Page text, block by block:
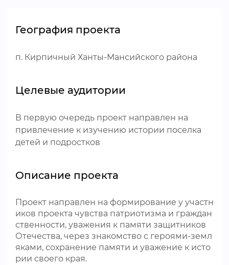
География проекта
п. Кирпичный Ханты-Мансийского района
Целевые аудитории
В первую очередь проект направлен на
привлечение к изучению истории поселка
детей и подростков
Описание проекта
Проект направлен на формирование у участн
иков проекта чувства патриотизма и граждан
ственности, уважения к памяти защитников
Отечества, через знакомство с героями-земл
яками, сохранение памяти и уважение к исто
рии своего края.